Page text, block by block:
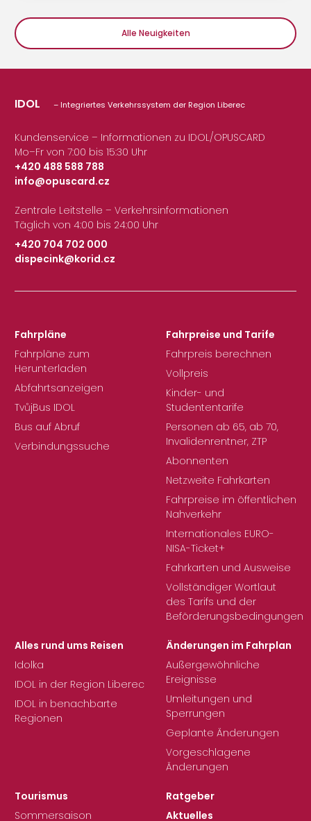
Alle Neuigkeiten
IDOL – Integriertes Verkehrssystem der Region Liberec
Kundenservice – Informationen zu IDOL/OPUSCARD
Mo–Fr von 7:00 bis 15:30 Uhr
+420 488 588 788
|
info@opuscard.cz
Zentrale Leitstelle – Verkehrsinformationen
Täglich von 4:00 bis 24:00 Uhr
+420 704 702 000
|
dispecink@korid.cz
Fahrpläne
Fahrpläne zum
Herunterladen
Abfahrtsanzeigen
TvůjBus IDOL
Bus auf Abruf
Verbindungssuche
Fahrpreise und Tarife
Fahrpreis berechnen
Vollpreis
Kinder- und
Studententarife
Personen ab 65, ab 70,
Invalidenrentner, ZTP
Abonnenten
Netzweite Fahrkarten
Fahrpreise im öffentlichen
Nahverkehr
Internationales EURO-
NISA-Ticket+
Fahrkarten und Ausweise
Vollständiger Wortlaut
des Tarifs und der
Beförderungsbedingungen
Alles rund ums Reisen
Idolka
IDOL in der Region Liberec
IDOL in benachbarte
Regionen
Änderungen im Fahrplan
Außergewöhnliche
Ereignisse
Umleitungen und
Sperrungen
Geplante Änderungen
Vorgeschlagene
Änderungen
Tourismus
Sommersaison
Ratgeber
Aktuelles